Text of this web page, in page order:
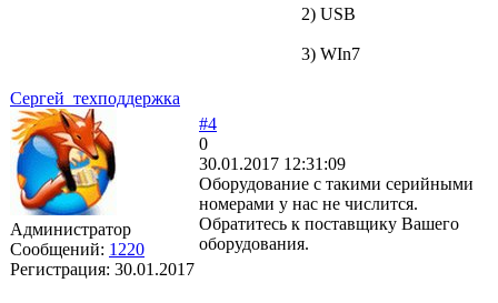
2) USB
3) WIn7
Сергей_техподдержка
Администратор
Сообщений: 1220
Регистрация: 30.01.2017
#4
0
30.01.2017 12:31:09
Оборудование с такими серийными
номерами у нас не числится.
Обратитесь к поставщику Вашего
оборудования.